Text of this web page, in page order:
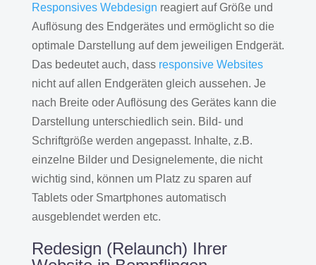
Responsives Webdesign reagiert auf Größe und
Auflösung des Endgerätes und ermöglicht so die
optimale Darstellung auf dem jeweiligen Endgerät.
Das bedeutet auch, dass responsive Websites
nicht auf allen Endgeräten gleich aussehen. Je
nach Breite oder Auflösung des Gerätes kann die
Darstellung unterschiedlich sein. Bild- und
Schriftgröße werden angepasst. Inhalte, z.B.
einzelne Bilder und Designelemente, die nicht
wichtig sind, können um Platz zu sparen auf
Tablets oder Smartphones automatisch
ausgeblendet werden etc.
Redesign (Relaunch) Ihrer